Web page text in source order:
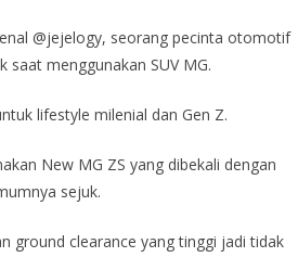
@jejelogy, seorang pecinta otomotif
menggunakan SUV MG.
lifestyle milenial dan Gen Z.
New MG ZS yang dibekali dengan
sejuk.
ground clearance yang tinggi jadi tidak